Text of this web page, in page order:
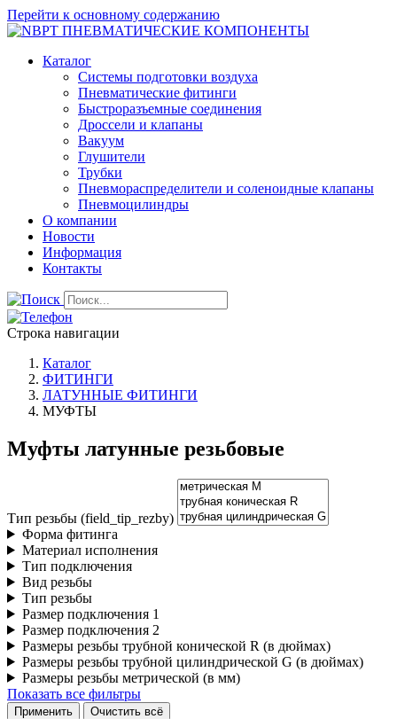
Перейти к основному содержанию
Каталог
Системы подготовки воздуха
Пневматические фитинги
Быстроразъемные соединения
Дроссели и клапаны
Вакуум
Глушители
Трубки
Пневмораспределители и соленоидные клапаны
Пневмоцилиндры
О компании
Новости
Информация
Контакты
Строка навигации
Каталог
ФИТИНГИ
ЛАТУННЫЕ ФИТИНГИ
МУФТЫ
Муфты латунные резьбовые
Тип резьбы (field_tip_rezby)
Форма фитинга
Материал исполнения
Тип подключения
Вид резьбы
Тип резьбы
Размер подключения 1
Размер подключения 2
Размеры резьбы трубной конической R (в дюймах)
Размеры резьбы трубной цилиндрической G (в дюймах)
Размеры резьбы метрической (в мм)
Показать все фильтры